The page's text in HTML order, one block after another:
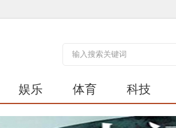
娱乐 体育 科技